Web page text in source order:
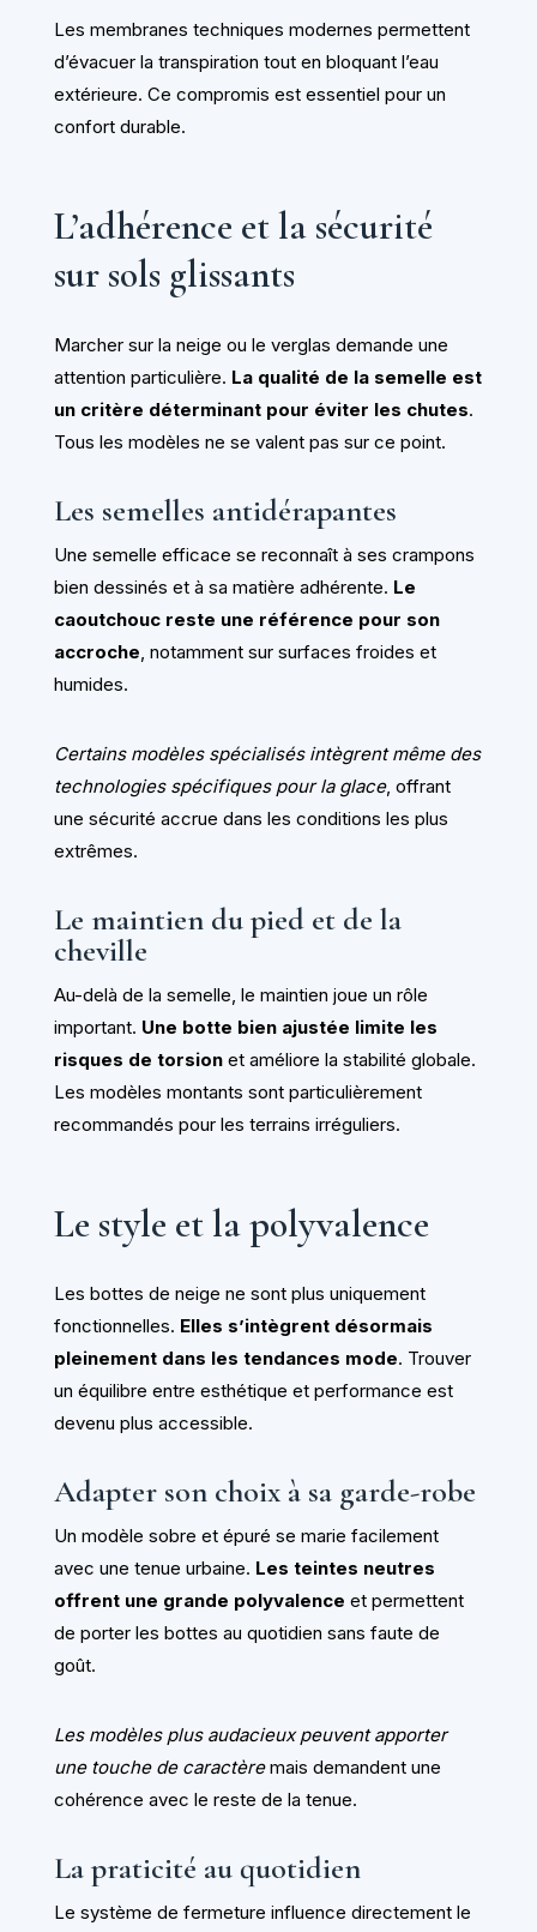
Les membranes techniques modernes permettent
d’évacuer la transpiration tout en bloquant l’eau
extérieure. Ce compromis est essentiel pour un
confort durable.
L’adhérence et la sécurité
sur sols glissants
Marcher sur la neige ou le verglas demande une
attention particulière. La qualité de la semelle est
un critère déterminant pour éviter les chutes.
Tous les modèles ne se valent pas sur ce point.
Les semelles antidérapantes
Une semelle efficace se reconnaît à ses crampons
bien dessinés et à sa matière adhérente. Le
caoutchouc reste une référence pour son
accroche , notamment sur surfaces froides et
humides.
Certains modèles spécialisés intègrent même des
technologies spécifiques pour la glace, offrant
une sécurité accrue dans les conditions les plus
extrêmes.
Le maintien du pied et de la
cheville
Au-delà de la semelle, le maintien joue un rôle
important. Une botte bien ajustée limite les
risques de torsionet améliore la stabilité globale.
Les modèles montants sont particulièrement
recommandés pour les terrains irréguliers.
Le style et la polyvalence
Les bottes de neige ne sont plus uniquement
fonctionnelles. Elles s’intègrent désormais
pleinement dans les tendances mode. Trouver
un équilibre entre esthétique et performance est
devenu plus accessible.
Adapter son choix à sa garde-robe
Un modèle sobre et épuré se marie facilement
avec une tenue urbaine. Les teintes neutres
offrent une grande polyvalence et permettent
de porter les bottes au quotidien sans faute de
goût.
Les modèles plus audacieux peuvent apporter
une touche de caractèremais demandent une
cohérence avec le reste de la tenue.
La praticité au quotidien
Le système de fermeture influence directement le